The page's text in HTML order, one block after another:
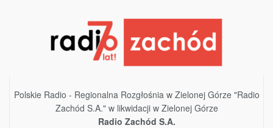
Polskie Radio - Regionalna Rozgłośnia w Zielonej Górze "Radio
Zachód S.A." w likwidacji w Zielonej Górze
Radio Zachód S.A.